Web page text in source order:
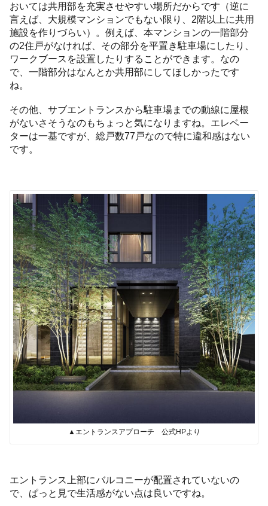
おいては共用部を充実させやすい場所だからです（逆に
言えば、大規模マンションでもない限り、2階以上に共用
施設を作りづらい）。例えば、本マンションの一階部分
の2住戸がなければ、その部分を平置き駐車場にしたり、
ワークブースを設置したりすることができます。なの
で、一階部分はなんとか共用部にしてほしかったです
ね。
その他、サブエントランスから駐車場までの動線に屋根
がないさそうなのもちょっと気になりますね。エレベー
ターは一基ですが、総戸数77戸なので特に違和感はない
です。
▲エントランスアプローチ 公式HPより
エントランス上部にバルコニーが配置されていないの
で、ぱっと見で生活感がない点は良いですね。